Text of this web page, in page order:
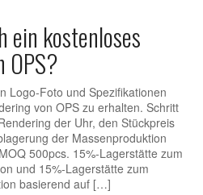
ein kostenloses
OPS?
Logo-Foto und Spezifikationen
von OPS zu erhalten. Schritt
der Uhr, den Stückpreis
der Massenproduktion
500pcs. 15%-Lagerstätte zum
und 15%-Lagerstätte zum
basierend auf […]